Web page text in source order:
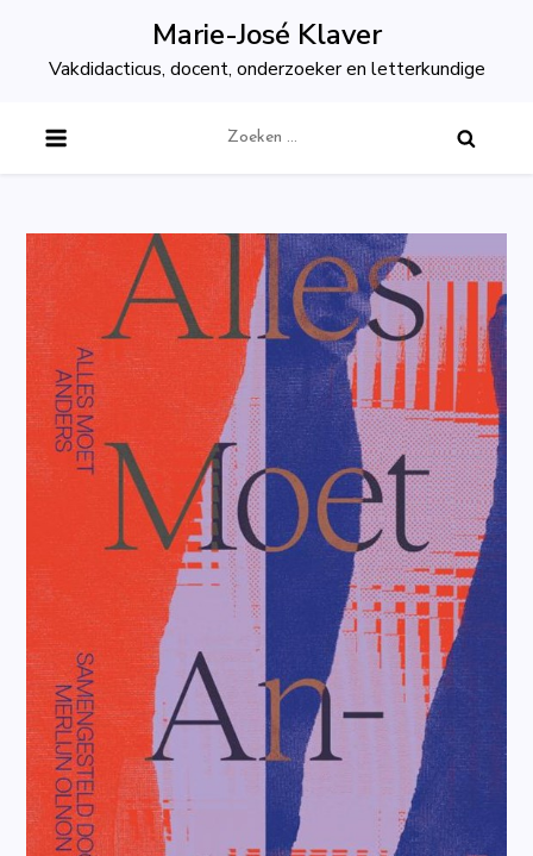
content
Marie-José Klaver
Vakdidacticus, docent, onderzoeker en letterkundige
naar: